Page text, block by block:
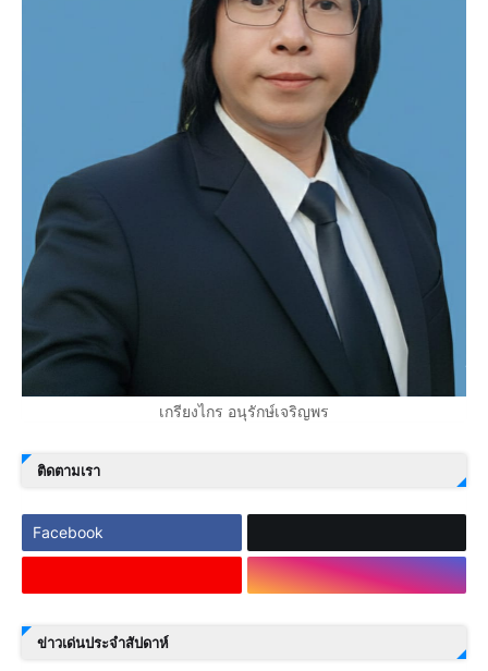
เกรียงไกร อนุรักษ์เจริญพร
ติดตามเรา
Facebook
ข่าวเด่นประจำสัปดาห์